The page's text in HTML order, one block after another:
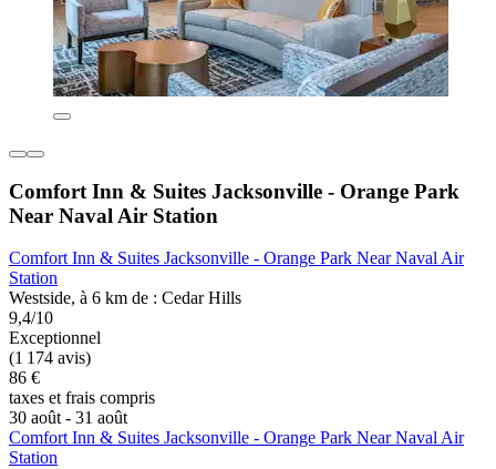
Comfort Inn & Suites Jacksonville - Orange Park
Near Naval Air Station
Comfort Inn & Suites Jacksonville - Orange Park Near Naval Air
Station
Westside, à 6 km de : Cedar Hills
9,4/10
Exceptionnel
(1 174 avis)
86 €
taxes et frais compris
30 août - 31 août
Comfort Inn & Suites Jacksonville - Orange Park Near Naval Air
Station